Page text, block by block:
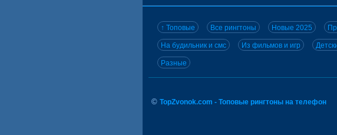
↑ Топовые Все рингтоны Новые 2025
На будильник и смс Из фильмов и игр
Разные
© TopZvonok.com - Топовые рингтоны на телефон